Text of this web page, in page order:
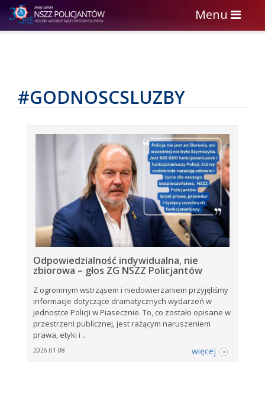
Toggle
navigation
Menu
#GODNOSCSLUZBY
Odpowiedzialność indywidualna, nie
zbiorowa – głos ZG NSZZ Policjantów
Z ogromnym wstrząsem i niedowierzaniem przyjęliśmy
informacje dotyczące dramatycznych wydarzeń w
jednostce Policji w Piasecznie. To, co zostało opisane w
przestrzeni publicznej, jest rażącym naruszeniem
prawa, etyki i ..
2026.01.08 więcej